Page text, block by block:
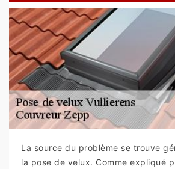
La source du problème se trouve
la pose de velux. Comme expliqué